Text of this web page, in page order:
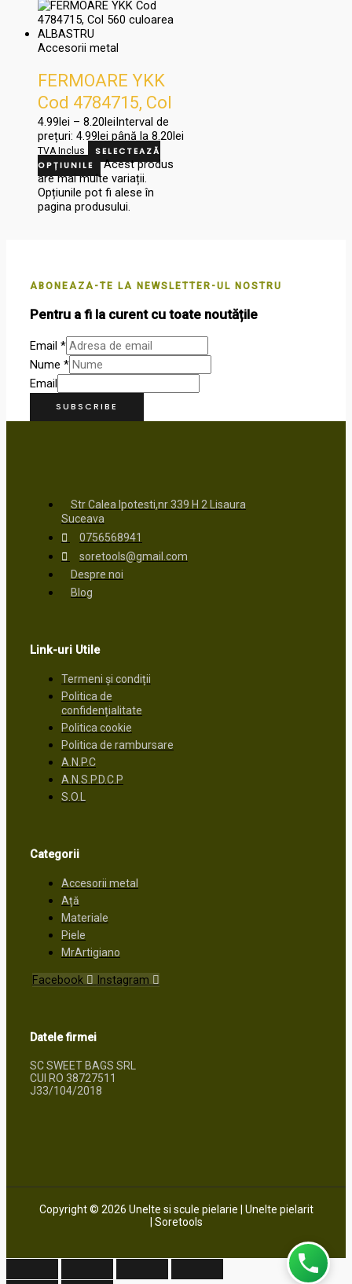
Accesorii metal
FERMOARE YKK
Cod 4784715, Col
560 culoarea
ALBASTRU
4.99 lei – 8.20 lei Interval de
prețuri: 4.99lei până la 8.20lei
TVA Inclus
SELECTEAZĂ
OPȚIUNILE
Acest produs
are mai multe variații.
Opțiunile pot fi alese în
pagina produsului.
ABONEAZA-TE LA NEWSLETTER-UL NOSTRU
Pentru a fi la curent cu toate noutățile
Nume *
Email *
Email
SUBSCRIBE
Str Calea Ipotesti,nr 339 H 2 Lisaura
Suceava
0756568941
soretools@gmail.com
Despre noi
Blog
Link-uri Utile
Termeni și condiții
Politica de
confidențialitate
Politica cookie
Politica de rambursare
A.N.P.C
A.N.S.P.D.C.P
S.O.L
Categorii
Accesorii metal
Ață
Materiale
Piele
MrArtigiano
Facebook Instagram
Datele firmei
SC SWEET BAGS SRL
CUI RO 38727511
J33/104/2018
Copyright © 2026 Unelte si scule pielarie | Unelte pielarit
| Soretools